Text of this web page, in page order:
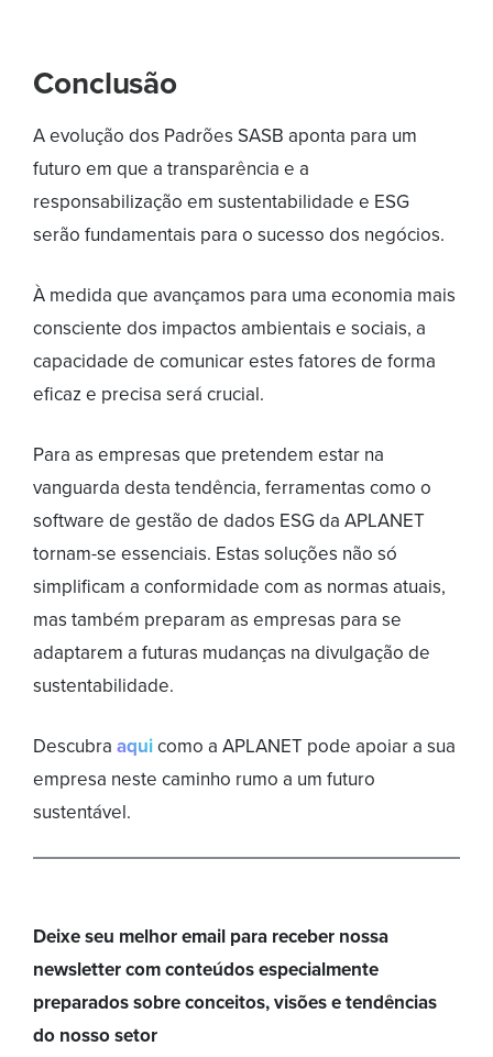
Conclusão
A evolução dos Padrões SASB aponta para um
futuro em que a transparência e a
responsabilização em sustentabilidade e ESG
serão fundamentais para o sucesso dos negócios.
À medida que avançamos para uma economia mais
consciente dos impactos ambientais e sociais, a
capacidade de comunicar estes fatores de forma
eficaz e precisa será crucial.
Para as empresas que pretendem estar na
vanguarda desta tendência, ferramentas como o
software de gestão de dados ESG da APLANET
tornam-se essenciais. Estas soluções não só
simplificam a conformidade com as normas atuais,
mas também preparam as empresas para se
adaptarem a futuras mudanças na divulgação de
sustentabilidade.
Descubra aquicomo a APLANET pode apoiar a sua
empresa neste caminho rumo a um futuro
sustentável.
Deixe seu melhor email para receber nossa
newsletter com conteúdos especialmente
preparados sobre conceitos, visões e tendências
do nosso setor